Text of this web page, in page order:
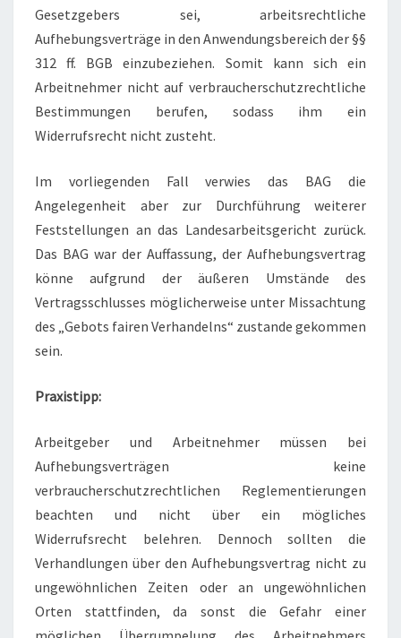
Gesetzgebers sei, arbeitsrechtliche
Aufhebungsverträge in den Anwendungsbereich der §§
312 ff. BGB einzubeziehen. Somit kann sich ein
Arbeitnehmer nicht auf verbraucherschutzrechtliche
Bestimmungen berufen, sodass ihm ein
Widerrufsrecht nicht zusteht.
Im vorliegenden Fall verwies das BAG die
Angelegenheit aber zur Durchführung weiterer
Feststellungen an das Landesarbeitsgericht zurück.
Das BAG war der Auffassung, der Aufhebungsvertrag
könne aufgrund der äußeren Umstände des
Vertragsschlusses möglicherweise unter Missachtung
des „Gebots fairen Verhandelns“ zustande gekommen
sein.
Praxistipp:
Arbeitgeber und Arbeitnehmer müssen bei
Aufhebungsverträgen keine
verbraucherschutzrechtlichen Reglementierungen
beachten und nicht über ein mögliches
Widerrufsrecht belehren. Dennoch sollten die
Verhandlungen über den Aufhebungsvertrag nicht zu
ungewöhnlichen Zeiten oder an ungewöhnlichen
Orten stattfinden, da sonst die Gefahr einer